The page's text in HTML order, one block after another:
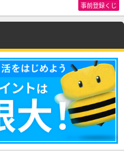
事前登録くじ